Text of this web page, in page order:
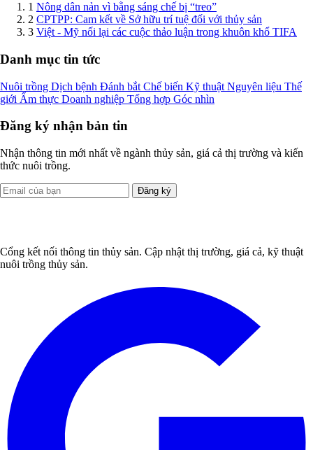
1 Nông dân nản vì bằng sáng chế bị “treo”
2 CPTPP: Cam kết về Sở hữu trí tuệ đối với thủy sản
3 Việt - Mỹ nối lại các cuộc thảo luận trong khuôn khổ TIFA
Danh mục tin tức
Nuôi trồng Dịch bệnh Đánh bắt Chế biến Kỹ thuật Nguyên liệu Thế
giới Ẩm thực Doanh nghiệp Tổng hợp Góc nhìn
Đăng ký nhận bản tin
Nhận thông tin mới nhất về ngành thủy sản, giá cả thị trường và kiến
thức nuôi trồng.
Đăng ký
Cổng kết nối thông tin thủy sản. Cập nhật thị trường, giá cả, kỹ thuật
nuôi trồng thủy sản.